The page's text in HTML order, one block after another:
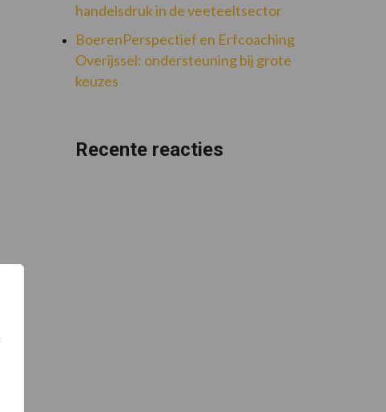
handelsdruk in de veeteeltsector
BoerenPerspectief en Erfcoaching
Overijssel: ondersteuning bij grote
keuzes
Recente reacties